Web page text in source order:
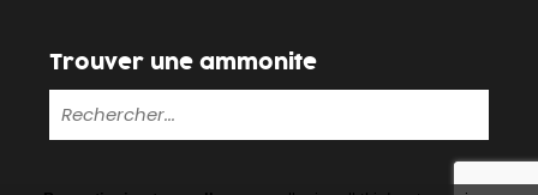
Trouver une ammonite